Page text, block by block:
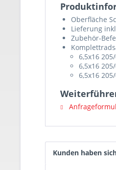
Oberfläche
Lieferung
Zubehör-
6,5x16
6,5x16
6,5x16
Kunden haben